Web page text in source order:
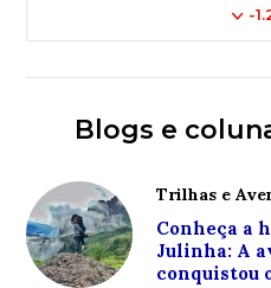
-
Blogs e
Trilhas e
Conheça a
Julinha: A
conquistou